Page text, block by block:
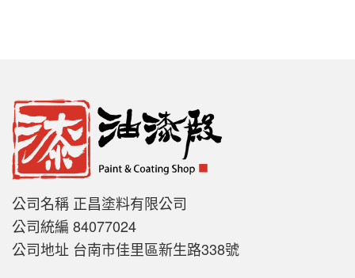
公司名稱 正昌塗料有限公司
公司統編 84077024
公司地址 台南市佳里區新生路338號